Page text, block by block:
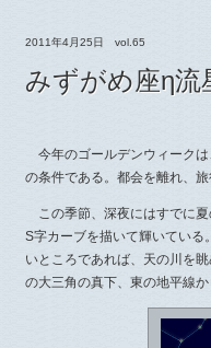
2011年4月25日 vol.65
みずがめ座η流
今年のゴールデンウィーク
の条件である。都会を離れ、
この季節、深夜にはすでに夏
S字カーブを描いて輝いている
いところであれば、天の川を
の大三角の真下、東の地平線